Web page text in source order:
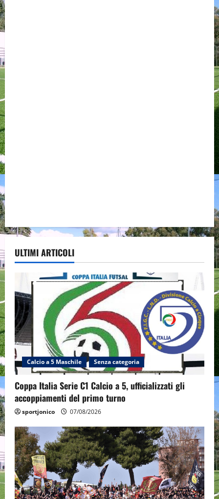
ULTIMI ARTICOLI
Calcio a 5 Maschile Senza categoria
Coppa Italia Serie C1 Calcio a 5, ufficializzati gli
accoppiamenti del primo turno
sportjonico 07/08/2026